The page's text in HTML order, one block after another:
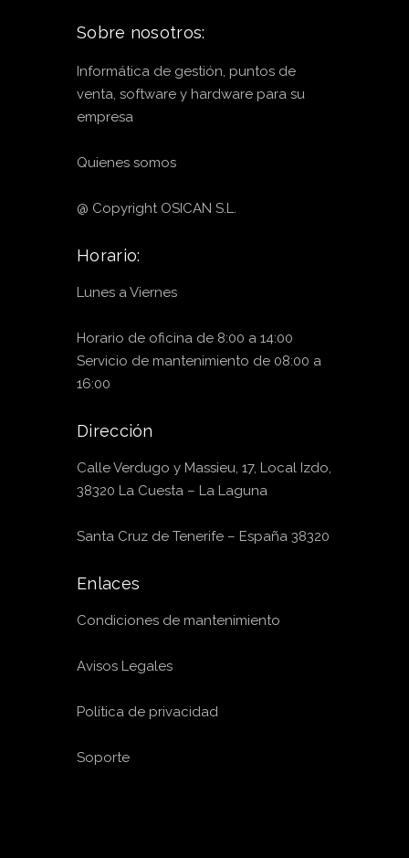
Sobre nosotros:
Informática de gestión, puntos de
venta, software y hardware para su
empresa
Quienes somos
@ Copyright OSICAN S.L.
Horario:
Lunes a Viernes
Horario de oficina de 8:00 a 14:00
Servicio de mantenimiento de 08:00 a
16:00
Dirección
Calle Verdugo y Massieu, 17, Local Izdo,
38320 La Cuesta – La Laguna
Santa Cruz de Tenerife – España 38320
Enlaces
Condiciones de mantenimiento
Avisos Legales
Política de privacidad
Soporte